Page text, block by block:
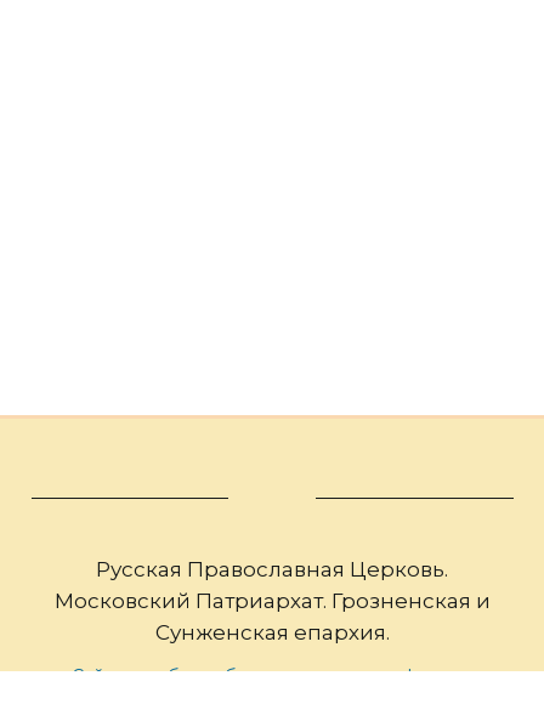
Русская Православная Церковь.
Московский Патриархат. Грозненская и
Сунженская епархия.
Сайт разработан благотворительным фондом